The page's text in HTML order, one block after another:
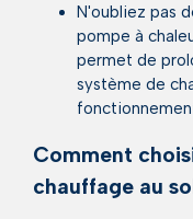
N'oubliez pas
pompe à
permet de
système de
Comment
chauffage au